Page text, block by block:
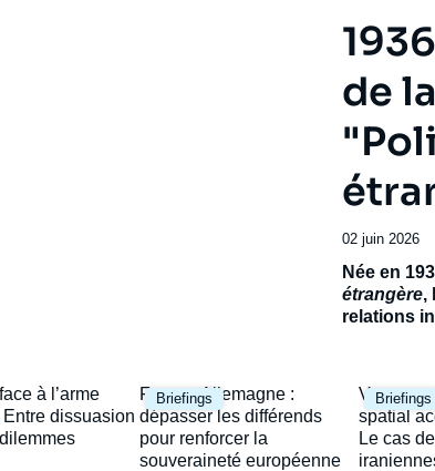
de
Date
publication
02 juin 2026
Accroche
Née en
étrangère,
relations
incertain
à l’arme
dissuasion
Briefings
Image
principale
France-Allemagne :
dépasser les différends
pour renforcer la
souveraineté européenne
Briefings
Image
principale
Vers un
spatial
Le cas